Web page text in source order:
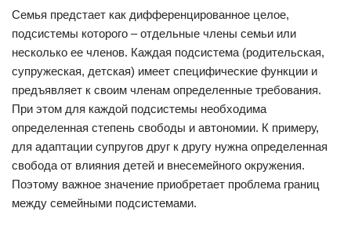
Семья предстает как дифференцированное целое,
подсистемы которого – отдельные члены семьи или
несколько ее членов. Каждая подсистема (родительская,
супружеская, детская) имеет специфические функции и
предъявляет к своим членам определенные требования.
При этом для каждой подсистемы необходима
определенная степень свободы и автономии. К примеру,
для адаптации супругов друг к другу нужна определенная
свобода от влияния детей и внесемейного окружения.
Поэтому важное значение приобретает проблема границ
между семейными подсистемами.